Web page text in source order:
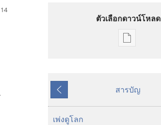
ตัวเลือกดาวน์โหลด
ตัว
สิ่ง
พิมพ์
ย้อน
หลัง
สารบัญ
เพ่ง​ดู​โลก